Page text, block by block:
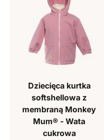
Dziecięca kurtka
softshellowa z
membraną Monkey
Mum® - Wata
cukrowa